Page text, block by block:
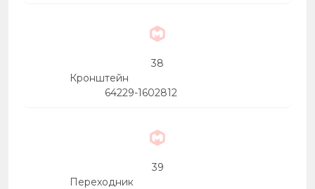
38
Кронштейн
64229-1602812
39
Переходник